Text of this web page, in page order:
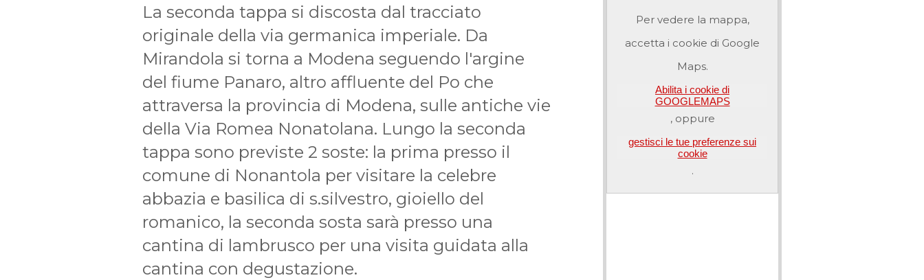
La seconda tappa si discosta dal tracciato
originale della via germanica imperiale. Da
Mirandola si torna a Modena seguendo l'argine
del fiume Panaro, altro affluente del Po che
attraversa la provincia di Modena, sulle antiche vie
della Via Romea Nonatolana. Lungo la seconda
tappa sono previste 2 soste: la prima presso il
comune di Nonantola per visitare la celebre
abbazia e basilica di s.silvestro, gioiello del
romanico, la seconda sosta sarà presso una
cantina di lambrusco per una visita guidata alla
cantina con degustazione.
Per vedere la mappa,
accetta i cookie di Google
Maps.
Abilita i cookie di
GOOGLEMAPS
, oppure
gestisci le tue preferenze sui
cookie
.